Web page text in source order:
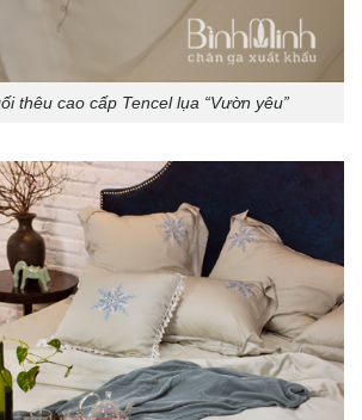
thêu cao cấp Tencel lụa “Vườn yêu”